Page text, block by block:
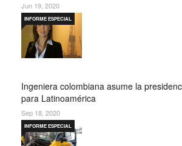
Jun 19, 2020
Ingeniera colombiana asume la
para Latinoamérica
INFORME ESPECIAL
Sep 18, 2020
INFORME ESPECIAL